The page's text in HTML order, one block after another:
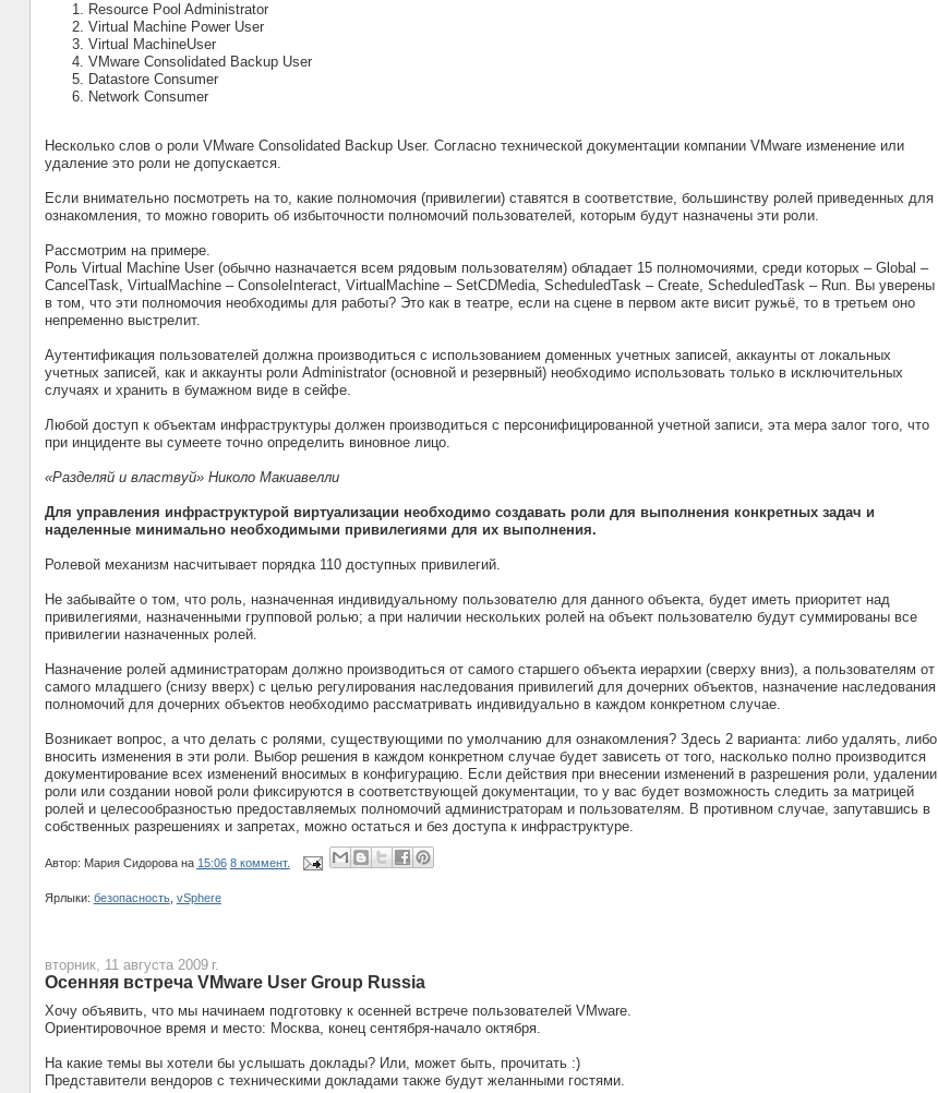
Resource Pool Administrator
Virtual Machine Power User
Virtual MachineUser
VMware Consolidated Backup User
Datastore Consumer
Network Consumer
Несколько слов о роли VMware Consolidated Backup User. Согласно технической документации компании VMware изменение или
удаление это роли не допускается.
Если внимательно посмотреть на то, какие полномочия (привилегии) ставятся в соответствие, большинству ролей приведенных для
ознакомления, то можно говорить об избыточности полномочий пользователей, которым будут назначены эти роли.
Рассмотрим на примере.
Роль Virtual Machine User (обычно назначается всем рядовым пользователям) обладает 15 полномочиями, среди которых – Global –
CancelTask, VirtualMachine – ConsoleInteract, VirtualMachine – SetCDMedia, ScheduledTask – Create, ScheduledTask – Run. Вы уверены
в том, что эти полномочия необходимы для работы? Это как в театре, если на сцене в первом акте висит ружьё, то в третьем оно
непременно выстрелит.
Аутентификация пользователей должна производиться с использованием доменных учетных записей, аккаунты от локальных
учетных записей, как и аккаунты роли Administrator (основной и резервный) необходимо использовать только в исключительных
случаях и хранить в бумажном виде в сейфе.
Любой доступ к объектам инфраструктуры должен производиться с персонифицированной учетной записи, эта мера залог того, что
при инциденте вы сумеете точно определить виновное лицо.
«Разделяй и властвуй» Николо Макиавелли
Для управления инфраструктурой виртуализации необходимо создавать роли для выполнения конкретных задач и
наделенные минимально необходимыми привилегиями для их выполнения.
Ролевой механизм насчитывает порядка 110 доступных привилегий.
Не забывайте о том, что роль, назначенная индивидуальному пользователю для данного объекта, будет иметь приоритет над
привилегиями, назначенными групповой ролью; а при наличии нескольких ролей на объект пользователю будут суммированы все
привилегии назначенных ролей.
Назначение ролей администраторам должно производиться от самого старшего объекта иерархии (сверху вниз), а пользователям от
самого младшего (снизу вверх) с целью регулирования наследования привилегий для дочерних объектов, назначение наследования
полномочий для дочерних объектов необходимо рассматривать индивидуально в каждом конкретном случае.
Возникает вопрос, а что делать с ролями, существующими по умолчанию для ознакомления? Здесь 2 варианта: либо удалять, либо
вносить изменения в эти роли. Выбор решения в каждом конкретном случае будет зависеть от того, насколько полно производится
документирование всех изменений вносимых в конфигурацию. Если действия при внесении изменений в разрешения роли, удалении
роли или создании новой роли фиксируются в соответствующей документации, то у вас будет возможность следить за матрицей
ролей и целесообразностью предоставляемых полномочий администраторам и пользователям. В противном случае, запутавшись в
собственных разрешениях и запретах, можно остаться и без доступа к инфраструктуре.
Автор: Мария Сидорова на 15:06 8 коммент.
Ярлыки: безопасность, vSphere
вторник, 11 августа 2009 г.
Осенняя встреча VMware User Group Russia
Хочу объявить, что мы начинаем подготовку к осенней встрече пользователей VMware.
Ориентировочное время и место: Москва, конец сентября-начало октября.
На какие темы вы хотели бы услышать доклады? Или, может быть, прочитать :)
Представители вендоров с техническими докладами также будут желанными гостями.